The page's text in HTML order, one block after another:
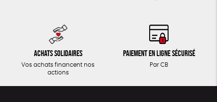
Achats solidaires
Vos achats financent nos
actions
Paiement en ligne sécurisé
Par CB